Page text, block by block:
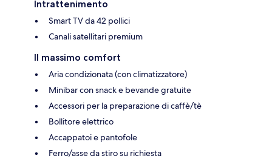
Intrattenimento
Smart TV da 42 pollici
Canali satellitari premium
Il massimo comfort
Aria condizionata (con climatizzatore)
Minibar con snack e bevande gratuite
Accessori per la preparazione di caffè/tè
Bollitore elettrico
Accappatoi e pantofole
Ferro/asse da stiro su richiesta